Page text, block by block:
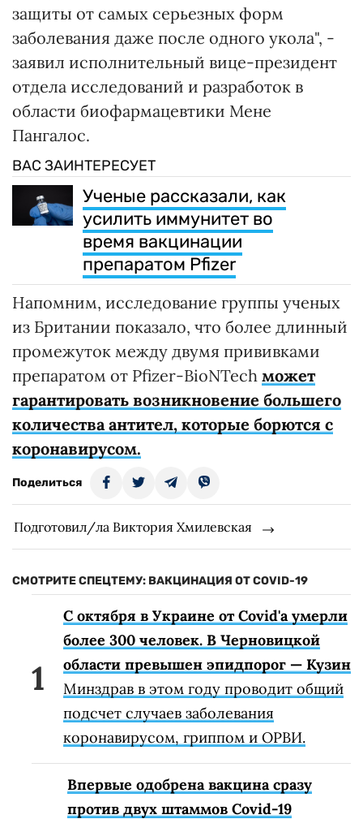
защиты от самых серьезных форм
заболевания даже после одного укола", -
заявил исполнительный вице-президент
отдела исследований и разработок в
области биофармацевтики Мене
Пангалос.
ВАС ЗАИНТЕРЕСУЕТ
Ученые рассказали, как
усилить иммунитет во
время вакцинации
препаратом Pfizer
Напомним, исследование группы ученых
из Британии показало, что более длинный
промежуток между двумя прививками
препаратом от Pfizer-BioNTech может
гарантировать возникновение большего
количества антител, которые борются с
коронавирусом.
Поделиться
Подготовил/ла Виктория Хмилевская
СМОТРИТЕ СПЕЦТЕМУ: ВАКЦИНАЦИЯ ОТ COVID-19
С октября в Украине от Covid'а умерли
более 300 человек. В Черновицкой
области превышен эпидпорог — Кузин
Минздрав в этом году проводит общий
подсчет случаев заболевания
коронавирусом, гриппом и ОРВИ.
Впервые одобрена вакцина сразу
против двух штаммов Covid-19